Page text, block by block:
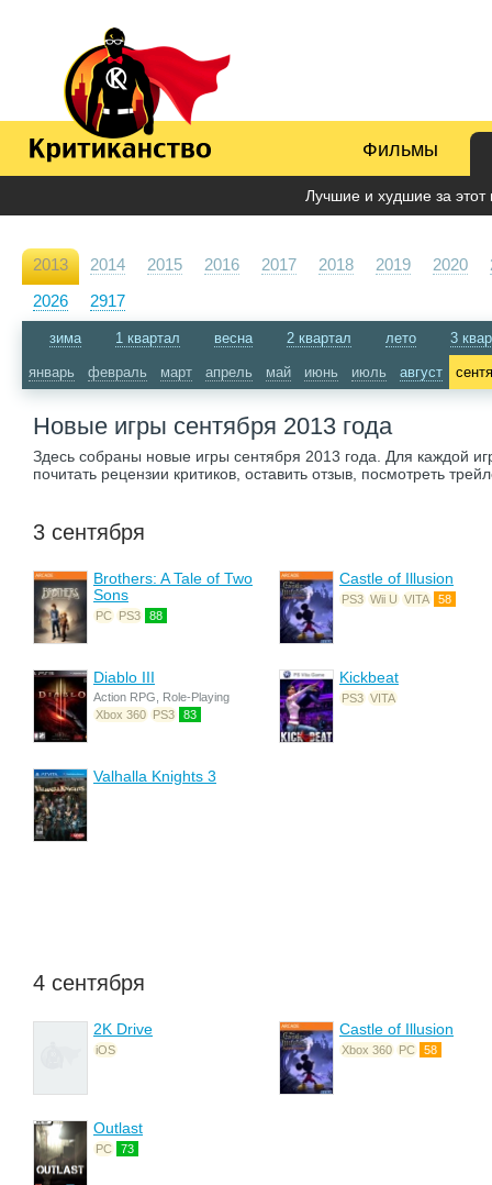
Фильмы
Лучшие и худшие за этот
2013 2014 2015 2016 2017 2018 2019 2020
2026
2917
зима 1 квартал весна 2 квартал лето 3
январь февраль март апрель май июнь июль август
Новые игры сентября 2013 года
Здесь собраны новые игры сентября 2013 года. Для каждой
почитать рецензии критиков, оставить отзыв, посмотреть
3 сентября
Brothers: A Tale of Two
Sons
PC PS3 88
Castle of Illusion
PS3 Wii U VITA 58
Diablo III
Action RPG, Role-Playing
Xbox 360 PS3 83
Kickbeat
PS3 VITA
Valhalla Knights 3
4 сентября
2K Drive
iOS
Castle of Illusion
Xbox 360 PC 58
Outlast
PC 73